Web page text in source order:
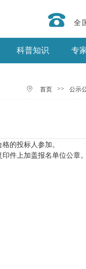
全
科普知识 专
首页 >> 公示
的投标人参加。
件上加盖报名单位公章。